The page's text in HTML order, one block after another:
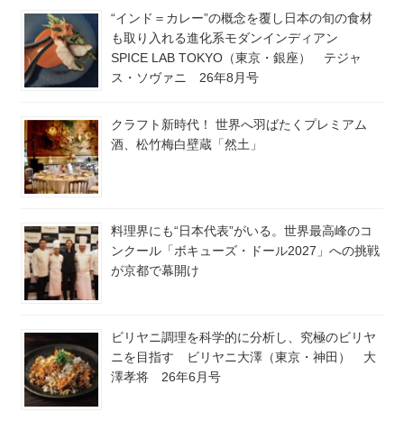
“インド＝カレー”の概念を覆し日本の旬の食材
も取り入れる進化系モダンインディアン
SPICE LAB TOKYO（東京・銀座） テジャ
ス・ソヴァニ 26年8月号
クラフト新時代！ 世界へ羽ばたくプレミアム
酒、松竹梅白壁蔵「然土」
料理界にも“日本代表”がいる。世界最高峰のコ
ンクール「ボキューズ・ドール2027」への挑戦
が京都で幕開け
ビリヤニ調理を科学的に分析し、究極のビリヤ
ニを目指す ビリヤニ大澤（東京・神田） 大
澤孝将 26年6月号